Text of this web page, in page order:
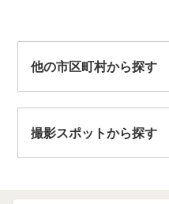
他の市区町村から探す
撮影スポットから探す